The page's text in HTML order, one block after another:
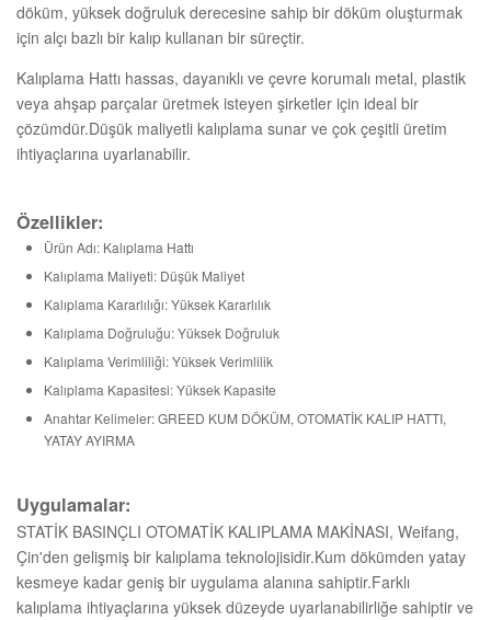
döküm, yüksek doğruluk derecesine sahip bir döküm oluşturmak
için alçı bazlı bir kalıp kullanan bir süreçtir.
Kalıplama Hattı hassas, dayanıklı ve çevre korumalı metal, plastik
veya ahşap parçalar üretmek isteyen şirketler için ideal bir
çözümdür.Düşük maliyetli kalıplama sunar ve çok çeşitli üretim
ihtiyaçlarına uyarlanabilir.
Özellikler:
Ürün Adı: Kalıplama Hattı
Kalıplama Maliyeti: Düşük Maliyet
Kalıplama Kararlılığı: Yüksek Kararlılık
Kalıplama Doğruluğu: Yüksek Doğruluk
Kalıplama Verimliliği: Yüksek Verimlilik
Kalıplama Kapasitesi: Yüksek Kapasite
Anahtar Kelimeler: GREED KUM DÖKÜM, OTOMATİK KALIP HATTI,
YATAY AYIRMA
Uygulamalar:
STATİK BASINÇLI OTOMATİK KALIPLAMA MAKİNASI, Weifang,
Çin'den gelişmiş bir kalıplama teknolojisidir.Kum dökümden yatay
kesmeye kadar geniş bir uygulama alanına sahiptir.Farklı
kalıplama ihtiyaçlarına yüksek düzeyde uyarlanabilirliğe sahiptir ve